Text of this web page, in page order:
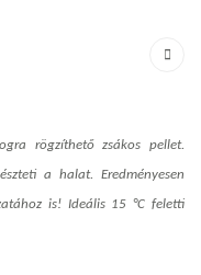
rögzíthető zsákos pellet.
a halat. Eredményesen
is! Ideális 15 °C feletti